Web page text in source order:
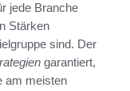
jede Branche
Stärken
sind. Der
garantiert,
am meisten